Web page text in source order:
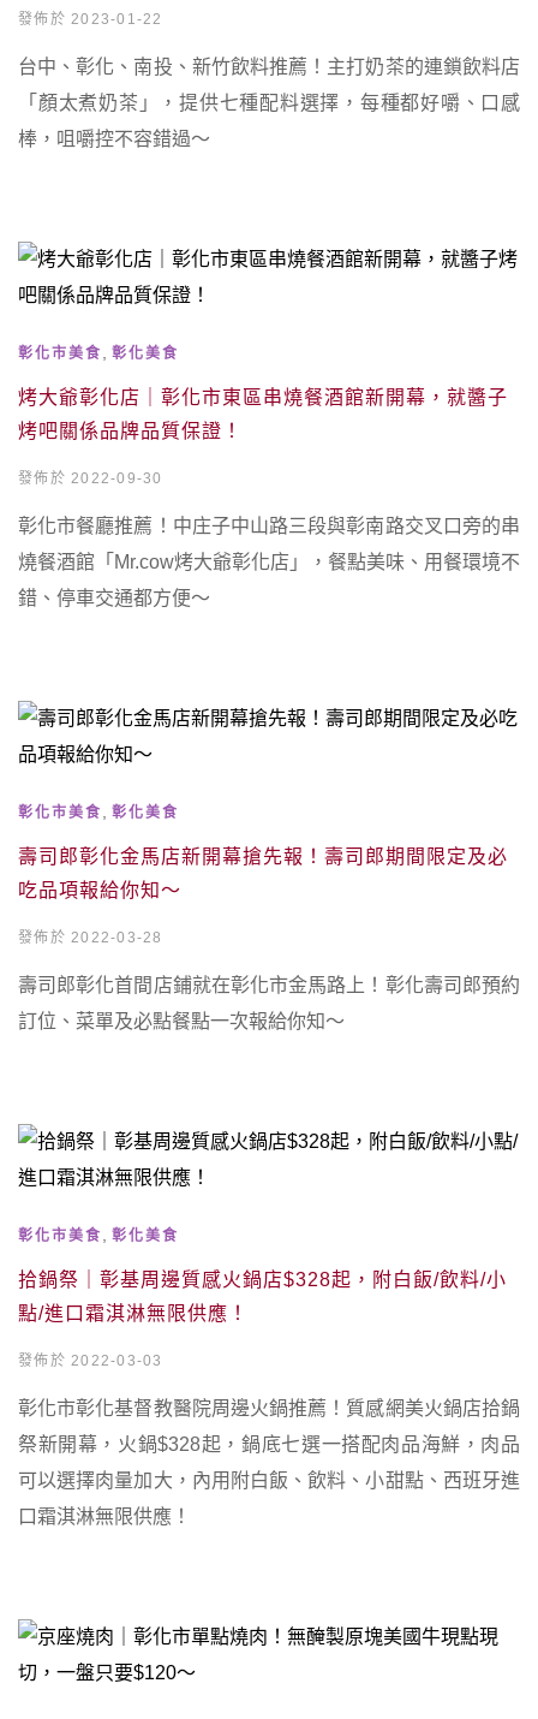
發佈於 2023-01-22
台中、彰化、南投、新竹飲料推薦！主打奶茶的連鎖飲料店
「顏太煮奶茶」，提供七種配料選擇，每種都好嚼、口感
棒，咀嚼控不容錯過～
彰化市美食 彰化美食
烤大爺彰化店｜彰化市東區串燒餐酒館新開幕，就醬子
烤吧關係品牌品質保證！
發佈於 2022-09-30
彰化市餐廳推薦！中庄子中山路三段與彰南路交叉口旁的串
燒餐酒館「Mr.cow烤大爺彰化店」，餐點美味、用餐環境不
錯、停車交通都方便～
彰化市美食 彰化美食
壽司郎彰化金馬店新開幕搶先報！壽司郎期間限定及必
吃品項報給你知～
發佈於 2022-03-28
壽司郎彰化首間店鋪就在彰化市金馬路上！彰化壽司郎預約
訂位、菜單及必點餐點一次報給你知～
彰化市美食 彰化美食
拾鍋祭｜彰基周邊質感火鍋店$328起，附白飯/飲料/小
點/進口霜淇淋無限供應！
發佈於 2022-03-03
彰化市彰化基督教醫院周邊火鍋推薦！質感網美火鍋店拾鍋
祭新開幕，火鍋$328起，鍋底七選一搭配肉品海鮮，肉品
可以選擇肉量加大，內用附白飯、飲料、小甜點、西班牙進
口霜淇淋無限供應！